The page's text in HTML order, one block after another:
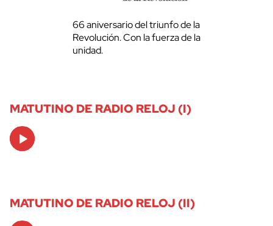
66 aniversario del triunfo de la
Revolución. Con la fuerza de la
unidad.
MATUTINO DE RADIO RELOJ (I)
Audio
Player
MATUTINO DE RADIO RELOJ (II)